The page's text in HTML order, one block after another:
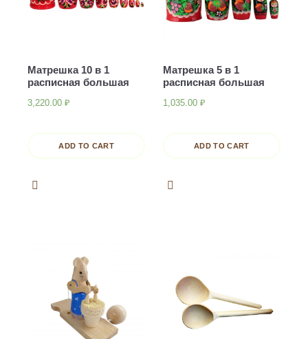
Матрешка 10 в 1
расписная большая
3,220.00 ₽
ADD TO CART
Матрешка 5 в 1
расписная большая
1,035.00 ₽
ADD TO CART